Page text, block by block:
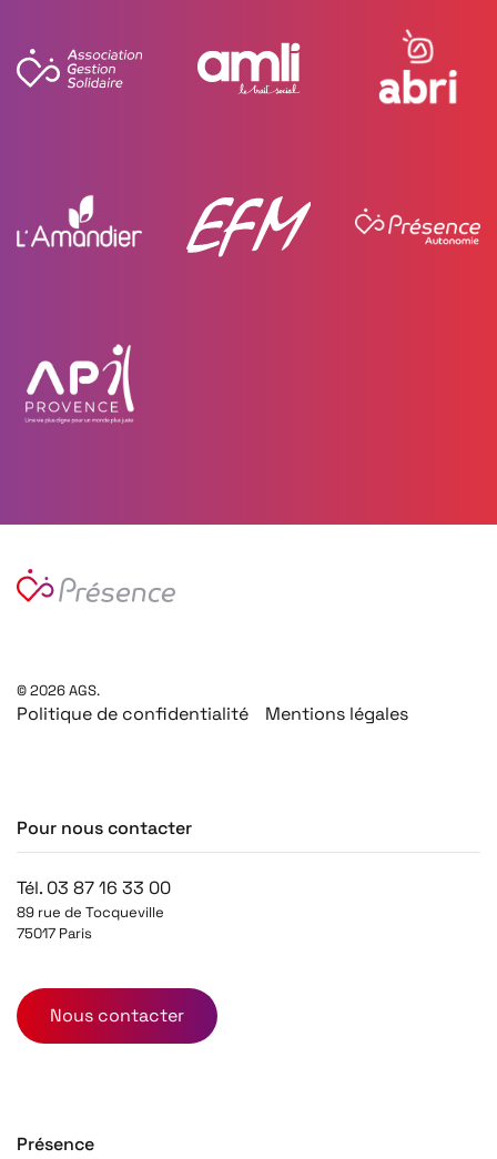
©2026AGS.
Politique de confidentialité Mentions légales
Pour nous contacter
Tél. 03 87 16 33 00
89 rue de Tocqueville
75017 Paris
Nous contacter
Présence